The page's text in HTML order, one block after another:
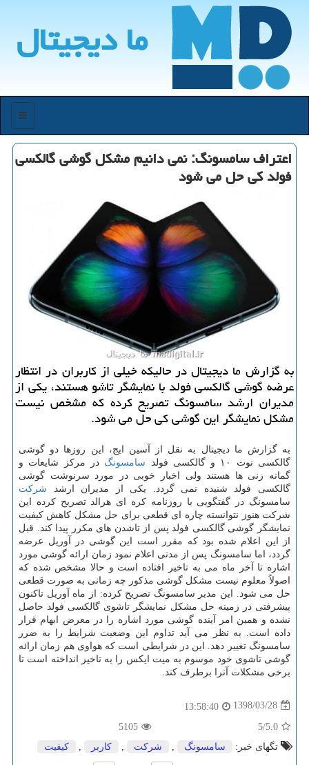
ما دیجیتال
منو
اعتراف سامسونگ: نمی دانیم مشكل گوشی گالكسی
فولد كی حل می شود
به گزارش ما دیجیتال در حالیكه خیلی از كاربران در انتظار
عرضه گوشی گالكسی فولد با نمایشگر تاشو هستند، یكی از
مدیران ارشد سامسونگ تصریح كرده كه مشخص نیست
مشكل نمایشگر این گوشی كی حل می شود.
به گزارش ما دیجیتال به نقل از آسین ایج، این روزها دو گوشی
گالكسی نوت ۱۰ و گالكسی فولد
سامسونگ در مركز شایعات و
گمانه زنی ها هستند ولی اخبار خوبی در مورد سرنوشت گوشی
گالكسی فولد شنیده نمی گردد. یكی از مدیران ارشد شركت
سامسونگ در گفتگویی با روزنامه كره ای هرالد تصریح كرده این
شركت هنوز نتوانسته چاره ای قطعی برای حل مشكل كاهش كیفیت
نمایشگر گوشی گالكسی فولد پس از تاشدن های مكرر پیدا كند. قبل
از این اعلام شده بود كه مقرر است این گوشی در آوریل عرضه
گردد، اما سامسونگ پس از مدتی اعلام نمود زمان ارائه گوشی مورد
اشاره تا آخر ماه می به تاخیر افتاده است و حالا مشخص شده كه
اصولاً معلوم نیست مشكل گوشی مذكور چه زمانی به صورت قطعی
حل می شود. این مدیر سامسونگ تصریح كرده: از ماه آوریل تاكنون
پیشرفتی در زمینه حل مشكل نمایشگر تاشوی گالكسی فولد حاصل
نشده و همین امر آینده گوشی مورد اشاره را در معرض ابهام قرار
داده است. به نظر می آید تداوم این وضعیت شرایط را به ضرر
سامسونگ تغییر دهد. این در شرایطی است كه هواوی هم زمان ارائه
گوشی تاشوی خود موسوم به میت ایكس را به تاخیر انداخته است تا
برخی مشكلات آنرا برطرف كند.
1398/03/28
13:58:40
5.0
/5
5105
تگهای خبر:
سامسونگ شركت كاربر كیفیت